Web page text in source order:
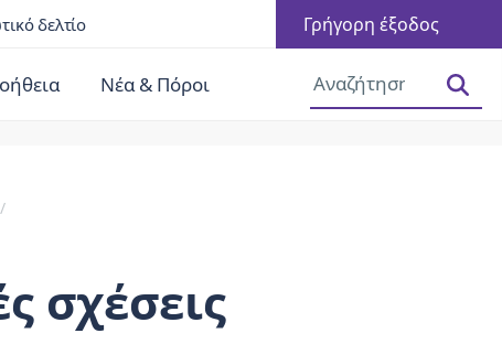
δελτίο Γρήγορη έξοδος
Νέα & Πόροι
/
σχέσεις